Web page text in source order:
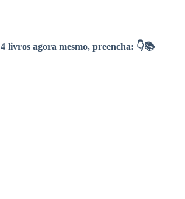
agora mesmo, preencha: 👇📚